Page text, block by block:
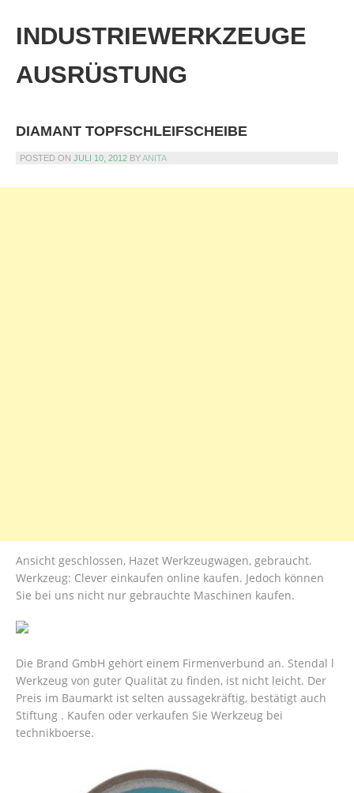
content
INDUSTRIEWERKZEUGE
AUSRÜSTUNG
DIAMANT TOPFSCHLEIFSCHEIBE
POSTED ON JULI 10, 2012 BYANITA
Ansicht geschlossen, Hazet Werkzeugwagen, gebraucht.
Werkzeug: Clever einkaufen online kaufen. Jedoch können
Sie bei uns nicht nur gebrauchte Maschinen kaufen.
Die Brand GmbH gehört einem Firmenverbund an. Stendal l
Werkzeug von guter Qualität zu finden, ist nicht leicht. Der
Preis im Baumarkt ist selten aussagekräftig, bestätigt auch
Stiftung . Kaufen oder verkaufen Sie Werkzeug bei
technikboerse.